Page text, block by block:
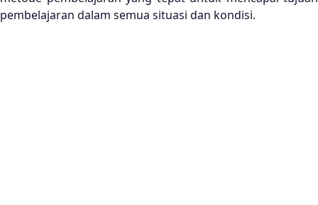
pembelajaran dalam semua situasi dan kondisi.